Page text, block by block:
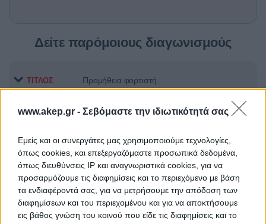
www.akep.gr - Σεβόμαστε την ιδιωτικότητά σας
Εμείς και οι συνεργάτες μας χρησιμοποιούμε τεχνολογίες,
όπως cookies, και επεξεργαζόμαστε προσωπικά δεδομένα,
όπως διευθύνσεις IP και αναγνωριστικά cookies, για να
προσαρμόζουμε τις διαφημίσεις και το περιεχόμενο με βάση
τα ενδιαφέροντά σας, για να μετρήσουμε την απόδοση των
διαφημίσεων και του περιεχομένου και για να αποκτήσουμε
εις βάθος γνώση του κοινού που είδε τις διαφημίσεις και το
Δείτε παρόμοιους διαγωνισμούς
ΤΙΤΛΟΣ Προμήθεια φορτιστή
ΤΙΤΛΟΣ
Προμήθεια Εκπαιδευτικού και
Εργαστηριακού Εξοπλισμού των
εννέα Σχολών του ΕΜΠ»